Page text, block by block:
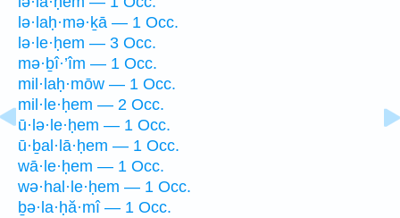
lə·laḥ·mə·ḵā — 1 Occ.
lə·le·ḥem — 3 Occ.
mə·ḇî·’îm — 1 Occ.
mil·laḥ·mōw — 1 Occ.
mil·le·ḥem — 2 Occ.
ū·lə·le·ḥem — 1 Occ.
ū·ḇal·lā·ḥem — 1 Occ.
wā·le·ḥem — 1 Occ.
wə·hal·le·ḥem — 1 Occ.
ḇə·la·ḥă·mî — 1 Occ.